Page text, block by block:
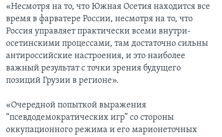
«Несмотря на то, что Южная Осетия находится все
время в фарватере России, несмотря на то, что
Россия управляет практически всеми внутри-
осетинскими процессами, там достаточно сильны
антироссийские настроения, и это наиболее
важный результат с точки зрения будущего
позиций Грузии в регионе».
«Очередной попыткой выражения
“псевдодемократических игр” со стороны
оккупационного режима и его марионеточных